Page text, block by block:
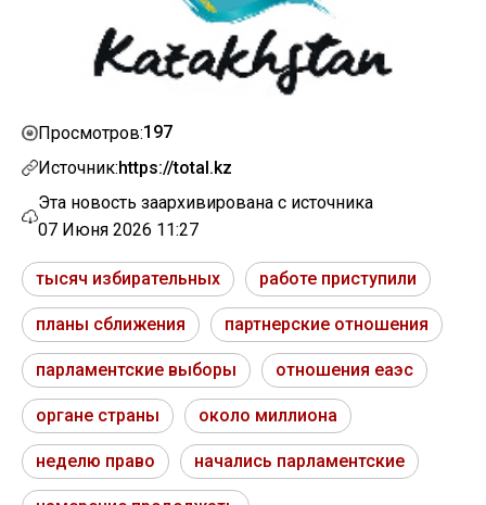
Просмотров:197
Источник:https://total.kz
Эта новость заархивирована с источника
07 Июня 2026 11:27
тысяч избирательных работе приступили
планы сближения партнерские отношения
парламентские выборы отношения еаэс
органе страны около миллиона
неделю право начались парламентские